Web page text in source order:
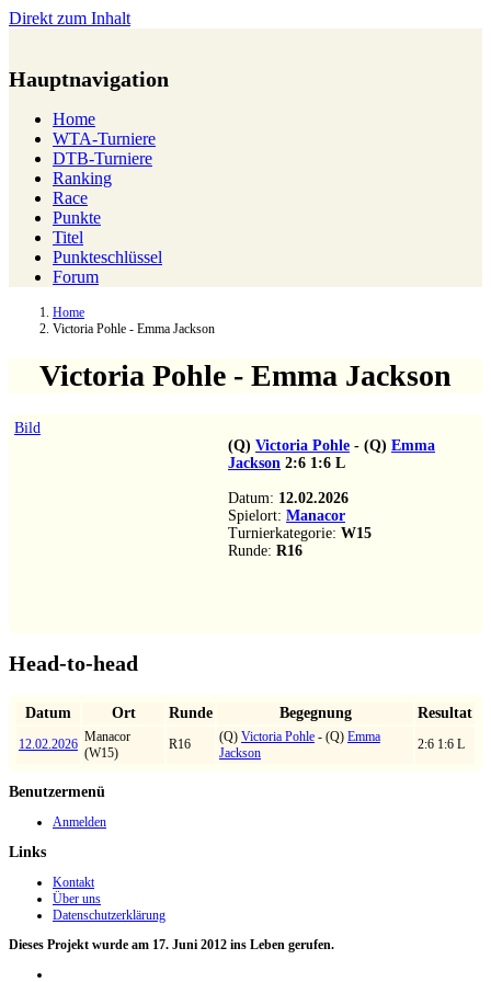
Direkt zum Inhalt
Hauptnavigation
Home
WTA-Turniere
DTB-Turniere
Ranking
Race
Punkte
Titel
Punkteschlüssel
Forum
Home
Victoria Pohle - Emma Jackson
Victoria Pohle - Emma Jackson
Bild
(Q) Victoria Pohle - (Q) Emma
Jackson 2:6 1:6 L
Datum: 12.02.2026
Spielort: Manacor
Turnierkategorie: W15
Runde: R16
Head-to-head
Datum Ort Runde Begegnung Resultat
12.02.2026 Manacor
(W15)
R16 (Q) Victoria Pohle - (Q) Emma
Jackson
2:6 1:6 L
Benutzermenü
Anmelden
Links
Kontakt
Über uns
Datenschutzerklärung
Dieses Projekt wurde am 17. Juni 2012 ins Leben gerufen.